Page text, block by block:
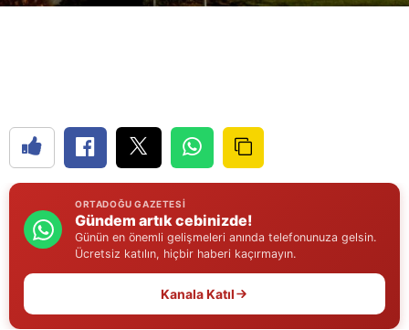
Elazığ
Erzurum
Eskişehir
Gaziantep
ORTADOĞU GAZETESI
Gündem artık cebinizde!
Günün en önemli gelişmeleri anında telefonunuza gelsin.
Ücretsiz katılın, hiçbir haberi kaçırmayın.
Kanala Katıl